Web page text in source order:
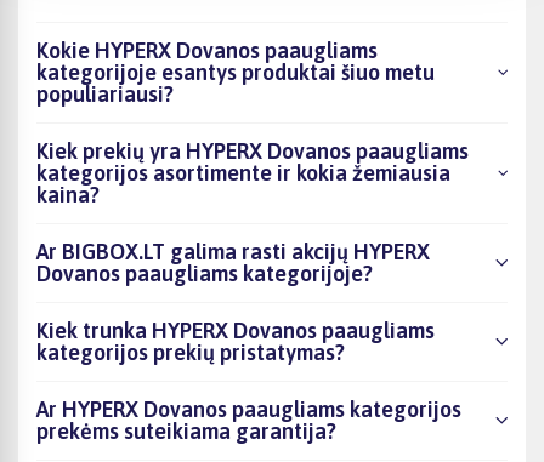
Kokie HYPERX Dovanos paaugliams
kategorijoje esantys produktai šiuo metu
populiariausi?
Kiek prekių yra HYPERX Dovanos paaugliams
kategorijos asortimente ir kokia žemiausia
kaina?
Ar BIGBOX.LT galima rasti akcijų HYPERX
Dovanos paaugliams kategorijoje?
Kiek trunka HYPERX Dovanos paaugliams
kategorijos prekių pristatymas?
Ar HYPERX Dovanos paaugliams kategorijos
prekėms suteikiama garantija?